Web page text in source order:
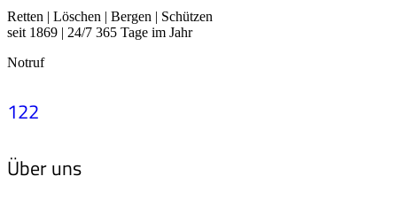
Retten | Löschen | Bergen | Schützen
seit 1869 | 24/7 365 Tage im Jahr
Notruf
122
Über uns